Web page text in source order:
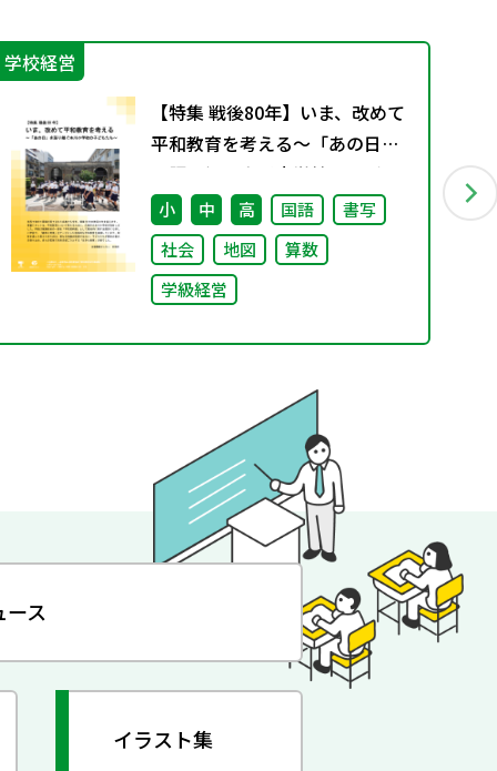
学校経営
【特集 戦後80年】いま、改めて
平和教育を考える〜「あの日」
を語り継ぐ本川小学校の子ども
たち〜
小 中 高 国語
書写
社会
地図
算数
学級経営
ース
イラスト集